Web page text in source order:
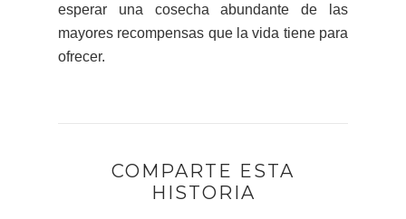
esperar una cosecha abundante de las
mayores recompensas que la vida tiene para
ofrecer.
COMPARTE ESTA
HISTORIA